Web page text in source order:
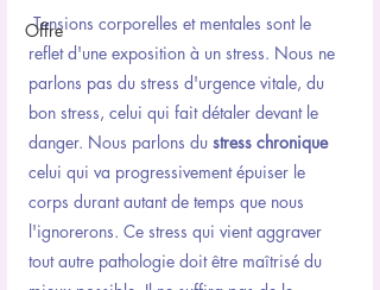
Offre
Tensions corporelles et mentales sont le
reflet d'une exposition à un stress. Nous ne
parlons pas du stress d'urgence vitale, du
bon stress, celui qui fait détaler devant le
danger. Nous parlons du stress chronique
celui qui va progressivement épuiser le
corps durant autant de temps que nous
l'ignorerons. Ce stress qui vient aggraver
tout autre pathologie doit être maîtrisé du